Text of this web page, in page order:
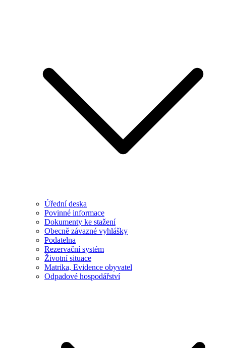
Úřední deska
Povinné informace
Dokumenty ke stažení
Obecně závazné vyhlášky
Podatelna
Rezervační systém
Životní situace
Matrika, Evidence obyvatel
Odpadové hospodářství